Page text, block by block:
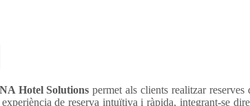
Hotel Solutions permet als clients realitzar
de reserva intuïtiva i ràpida, integrant-se